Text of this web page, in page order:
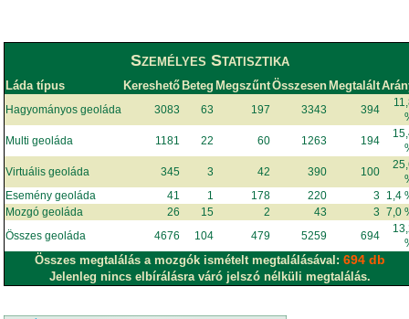
Személyes Statisztika
Láda típus Kereshető Beteg MegszűntÖsszesen Megtalált
Hagyományos geoláda 3083 63 197 3343 394
Multi geoláda
1181 22 60 1263 194
Virtuális geoláda
345 3 42 390 100
Esemény geoláda
41 1 178 220 3 1,4
Mozgó geoláda
26 15 2 43 3
7,0
Összes geoláda
4676 104 479 5259 694
Összes megtalálás a mozgók ismételt megtalálásával:694 db
Jelenleg nincs elbírálásra váró jelszó nélküli megtalálás.